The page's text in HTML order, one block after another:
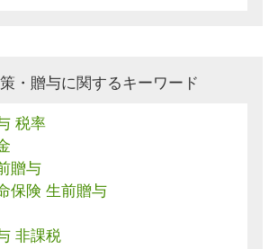
・贈与に関するキーワード
税率
贈与
保険 生前贈与
非課税